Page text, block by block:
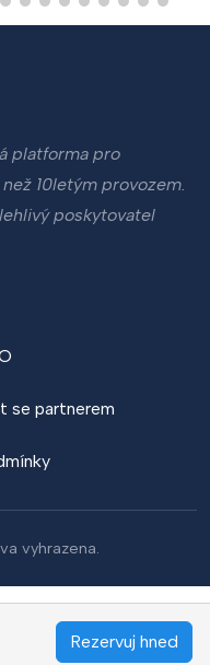
Rezervuj hned
platforma pro
10letým provozem.
poskytovatel
se partnerem
vyhrazena.